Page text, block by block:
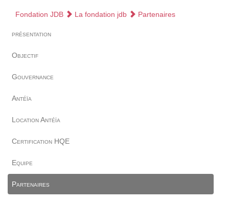
Fondation JDB La fondation jdb Partenaires
présentation
Objectif
Gouvernance
Antéïa
Location Antéïa
Certification HQE
Equipe
Partenaires